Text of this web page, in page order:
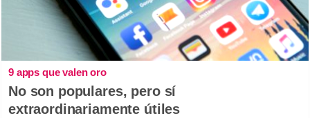
9 apps que valen oro
No son populares, pero sí
extraordinariamente útiles